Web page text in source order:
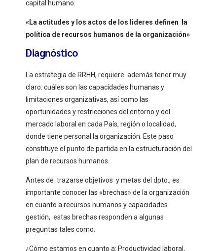
capital humano.
«La actitudes y los actos de los lideres definen la
política de recursos humanos de la organización»
Diagnóstico
La estrategia de RRHH, requiere además tener muy
claro: cuáles son las capacidades humanas y
limitaciones organizativas, así como las
oportunidades y restricciones del entorno y del
mercado laboral en cada País, región o localidad,
donde tiene personal la organización. Este paso
constituye el punto de partida en la estructuración del
plan de recursos humanos.
Antes de trazarse objetivos y metas del dpto., es
importante conocer las «brechas» de la organización
en cuanto a recursos humanos y capacidades
gestión, estas brechas responden a algunas
preguntas tales como:
¿Cómo estamos en cuanto a: Productividad laboral,